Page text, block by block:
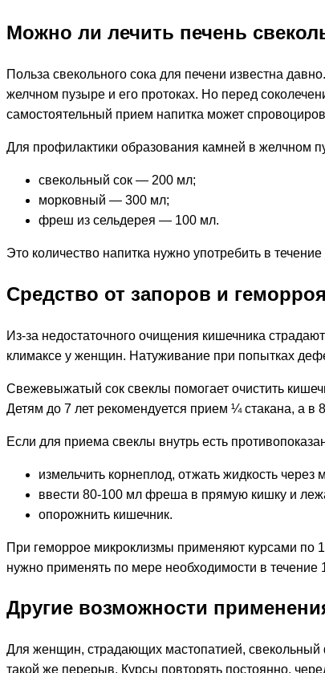
Можно ли лечить печень
Польза свекольного сока для печени известна
желчном пузыре и его протоках. Но перед
самостоятельный прием напитка может
Для профилактики образования камней в желчном
свекольный сок — 200 мл;
морковный — 300 мл;
фреш из сельдерея — 100 мл.
Это количество напитка нужно употребить в
Средство от запоров и геморроя
Из-за недостаточного очищения кишечника
климаксе у женщин. Натуживание при попытках
Свежевыжатый сок свеклы помогает очистить
Детям до 7 лет рекомендуется прием ¼ стакана, а в
Если для приема свеклы внутрь есть
измельчить корнеплод, отжать жидкость через
ввести 80-100 мл фреша в прямую кишку и
опорожнить кишечник.
При геморрое микроклизмы применяют курсами по
нужно применять по мере необходимости в течение
Другие возможности
Для женщин, страдающих мастопатией, свекольный
такой же перерыв. Курсы повторять постоянно,